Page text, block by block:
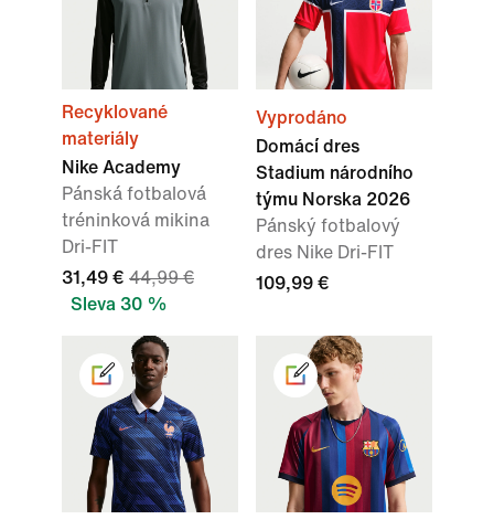
Recyklované
materiály
Nike Academy
Pánská fotbalová
tréninková mikina
Dri-FIT
31,49 € 44,99 €
Sleva 30 %
Vyprodáno
Domácí dres
Stadium národního
týmu Norska 2026
Pánský fotbalový
dres Nike Dri-FIT
109,99 €